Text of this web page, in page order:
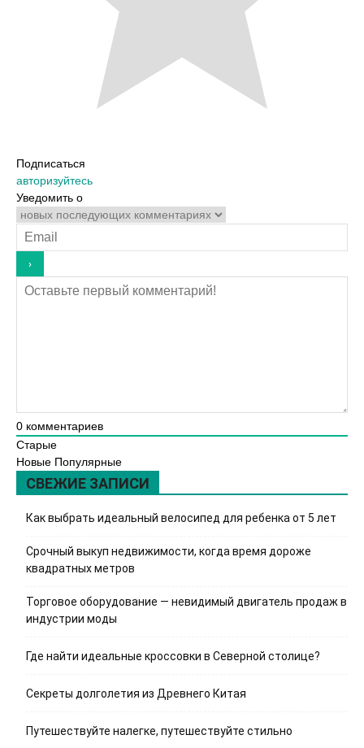
Подписаться
авторизуйтесь
Уведомить о
0 комментариев
Старые
Новые Популярные
СВЕЖИЕ ЗАПИСИ
Как выбрать идеальный велосипед для ребенка от 5 лет
Срочный выкуп недвижимости, когда время дороже
квадратных метров
Торговое оборудование — невидимый двигатель продаж в
индустрии моды
Где найти идеальные кроссовки в Северной столице?
Секреты долголетия из Древнего Китая
Путешествуйте налегке, путешествуйте стильно